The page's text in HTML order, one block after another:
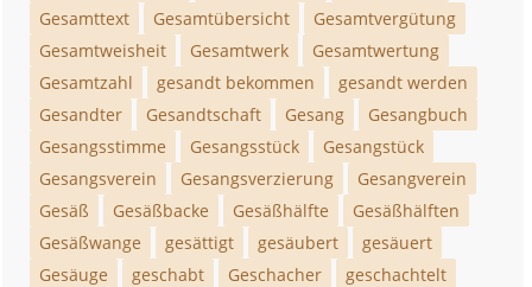
Gesamttext
Gesamtübersicht
Gesamtvergütung
Gesamtweisheit
Gesamtwerk
Gesamtwertung
Gesamtzahl
gesandt bekommen
gesandt werden
Gesandter
Gesandtschaft Gesang
Gesangbuch
Gesangsstimme
Gesangsstück
Gesangstück
Gesangsverein
Gesangsverzierung
Gesangverein
Gesäß
Gesäßbacke Gesäßhälfte
Gesäßhälften
Gesäßwange
gesättigt gesäubert
gesäuert
Gesäuge
geschabt Geschacher
geschachtelt